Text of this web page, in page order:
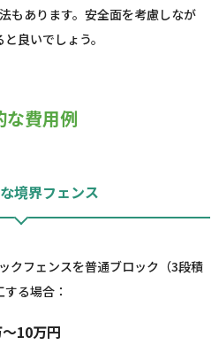
もあります。安全面を考慮しなが
良いでしょう。
な費用例
境界フェンス
クフェンスを普通ブロック（3段積
る場合：
10万円